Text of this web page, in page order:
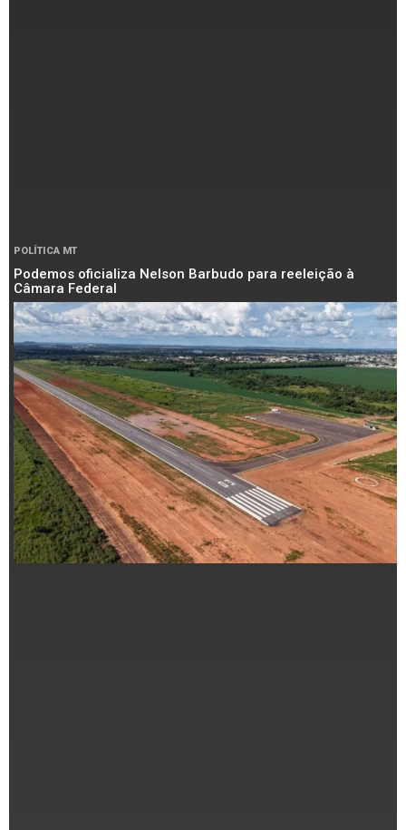
POLÍTICA MT
Podemos oficializa Nelson Barbudo para reeleição à
Câmara Federal